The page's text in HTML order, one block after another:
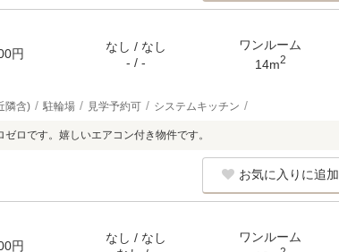
円
なし / なし
- / -
ワンルーム
14m2
隣含) 駐輪場 見学予約可 システムキッチン
ロです。嬉しいエアコン付き物件です。
お気に入りに追加
円
なし / なし
ワンルーム